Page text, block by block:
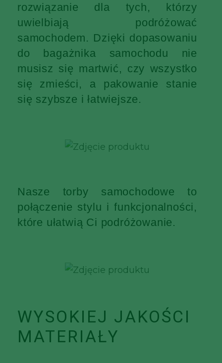
rozwiązanie dla tych, którzy
uwielbiają podróżować
samochodem. Dzięki dopasowaniu
do bagażnika samochodu nie
musisz się martwić, czy wszystko
się zmieści, a pakowanie stanie
się szybsze i łatwiejsze.
Nasze torby samochodowe to
połączenie stylu i funkcjonalności,
które ułatwią Ci podróżowanie.
WYSOKIEJ JAKOŚCI
MATERIAŁY